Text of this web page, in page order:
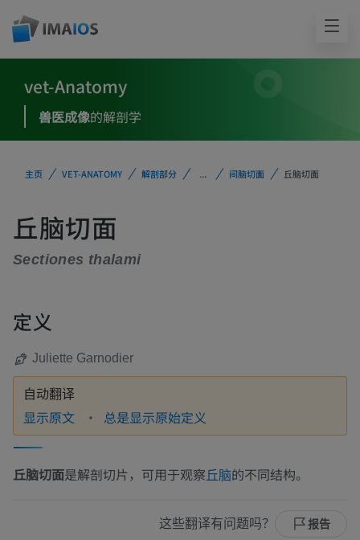
vet-Anatomy
兽医成像的解剖学
主页 VET-ANATOMY 解剖部分 ... 间脑切面 丘脑切面
丘脑切面
Sectiones thalami
定义
Juliette Garnodier
自动翻译
显示原文 总是显示原始定义
丘脑切面是解剖切片，可用于观察丘脑的不同结构。
这些翻译有问题吗？ 报告